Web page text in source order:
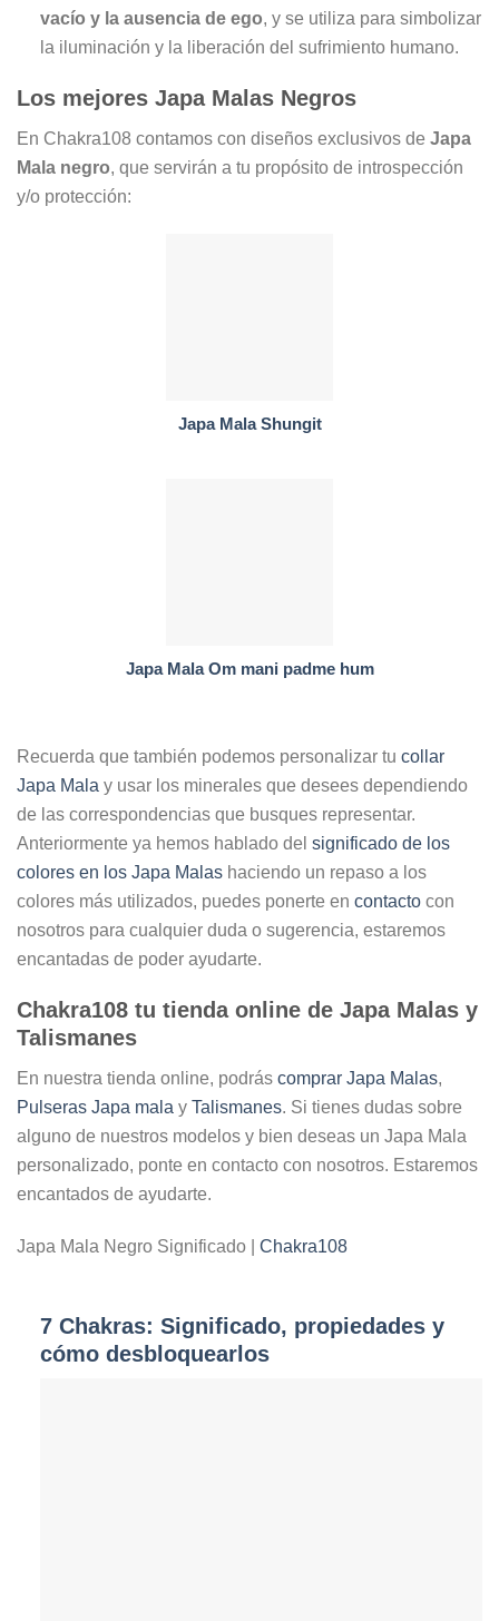
vacío y la ausencia de ego, y se utiliza para simbolizar
la iluminación y la liberación del sufrimiento humano.
Los mejores Japa Malas Negros
En Chakra108 contamos con diseños exclusivos de Japa
Mala negro, que servirán a tu propósito de introspección
y/o protección:
Japa Mala Shungit
Japa Mala Om mani padme hum
Recuerda que también podemos personalizar tu collar
Japa Mala y usar los minerales que desees dependiendo
de las correspondencias que busques representar.
Anteriormente ya hemos hablado del significado de los
colores en los Japa Malas haciendo un repaso a los
colores más utilizados, puedes ponerte en contacto con
nosotros para cualquier duda o sugerencia, estaremos
encantadas de poder ayudarte.
Chakra108 tu tienda online de Japa Malas y
Talismanes
En nuestra tienda online, podrás comprar Japa Malas,
Pulseras Japa mala y Talismanes. Si tienes dudas sobre
alguno de nuestros modelos y bien deseas un Japa Mala
personalizado, ponte en contacto con nosotros. Estaremos
encantados de ayudarte.
Japa Mala Negro Significado | Chakra108
7 Chakras: Significado, propiedades y
cómo desbloquearlos